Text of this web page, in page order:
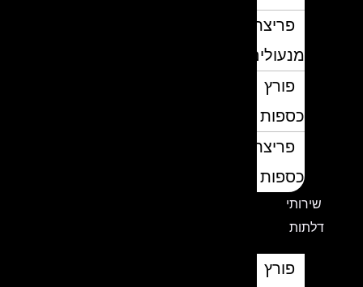
פריצת
מנעולים
פורץ
כספות
פריצת
כספות
שירותי
דלתות
פורץ